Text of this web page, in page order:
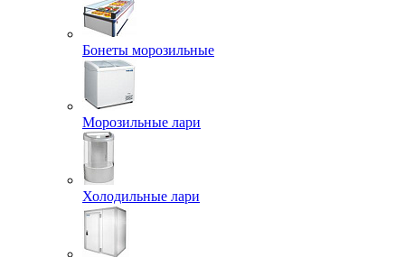
Бонеты морозильные
Морозильные лари
Холодильные лари